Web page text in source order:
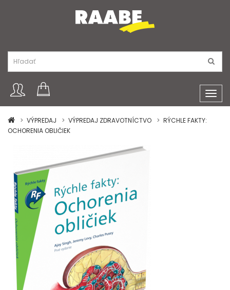
VÝPREDAJ
VÝPREDAJ ZDRAVOTNÍCTVO
RÝCHLE FAKTY:
OCHORENIA OBLIČIEK